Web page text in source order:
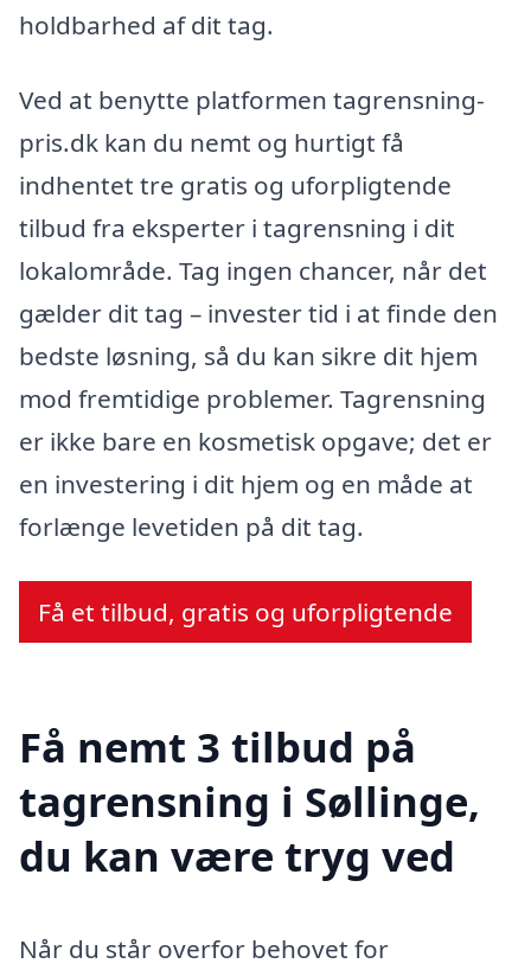
holdbarhed af dit tag.
Ved at benytte platformen tagrensning-
pris.dk kan du nemt og hurtigt få
indhentet tre gratis og uforpligtende
tilbud fra eksperter i tagrensning i dit
lokalområde. Tag ingen chancer, når det
gælder dit tag – invester tid i at finde den
bedste løsning, så du kan sikre dit hjem
mod fremtidige problemer. Tagrensning
er ikke bare en kosmetisk opgave; det er
en investering i dit hjem og en måde at
forlænge levetiden på dit tag.
Få et tilbud, gratis og uforpligtende
Få nemt 3 tilbud på
tagrensning i Søllinge,
du kan være tryg ved
Når du står overfor behovet for